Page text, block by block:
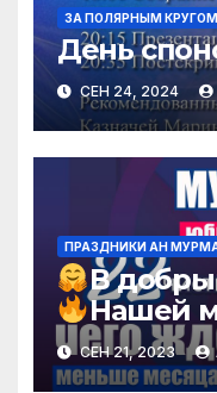
ЗА ПОЛЯРНЫМ КРУГОМ
День
СЕН 24, 2024
ПРАЗДНИКИ АН
В
Нашей
23
СЕН 21, 2023